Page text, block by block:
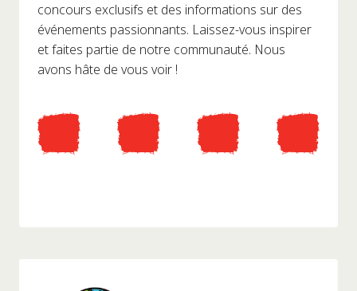
concours exclusifs et des informations sur des
événements passionnants. Laissez-vous inspirer
et faites partie de notre communauté. Nous
avons hâte de vous voir !